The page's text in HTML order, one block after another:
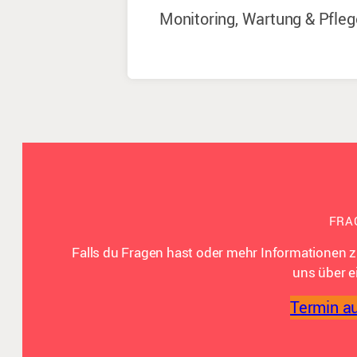
Monitoring, Wartung &
Falls du Fragen hast oder mehr Informationen
uns über
Termin